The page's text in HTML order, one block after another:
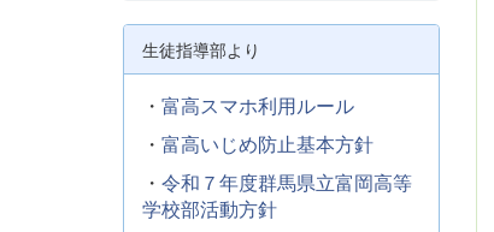
生徒指導部より
・ 富高スマホ利用ルール
・ 富高いじめ防止基本方針
・ 令和７年度群馬県立富岡高等
学校部活動方針